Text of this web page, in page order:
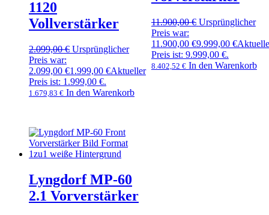
1120
Vollverstärker
2.099,00€ Ursprünglicher
Preis war:
2.099,00 €1.999,00 €Aktueller
Preis ist: 1.999,00 €.
1.679,83 € In den Warenkorb
11.900,00€ Ursprünglicher
Preis war:
11.900,00 €9.999,00 €
Preis ist: 9.999,00 €.
8.402,52 € In den Warenkorb
Lyngdorf MP-60
2.1 Vorverstärker